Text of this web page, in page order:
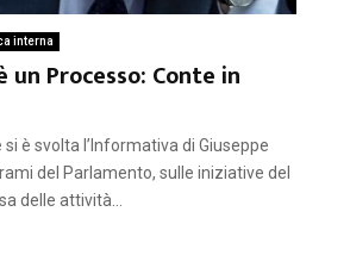
interna
un Processo: Conte in
è svolta l’Informativa di Giuseppe
del Parlamento, sulle iniziative del
delle attività...